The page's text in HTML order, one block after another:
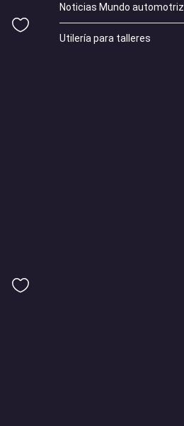
Noticias Mundo automotriz
Utilería para talleres